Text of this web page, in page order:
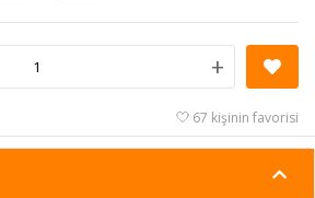
+
67 kişinin favorisi